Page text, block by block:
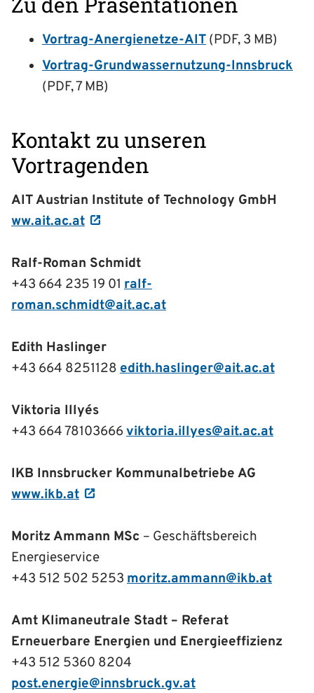
Vortrag-Anergienetze-AIT (PDF, 3 MB)
Vortrag-Grundwassernutzung-Innsbruck
(PDF, 7 MB)
Kontakt zu unseren
Vortragenden
AIT Austrian Institute of Technology GmbH
ww.ait.ac.at
Ralf-Roman Schmidt
+43 664 235 19 01 ralf-
roman.schmidt@ait.ac.at
Edith Haslinger
+43 664 8251128 edith.haslinger@ait.ac.at
Viktoria Illyés
+43 664 78103666viktoria.illyes@ait.ac.at
IKB Innsbrucker Kommunalbetriebe AG
www.ikb.at
Moritz Ammann MSc – Geschäftsbereich
Energieservice
+43 512 502 5253 moritz.ammann@ikb.at
Amt Klimaneutrale Stadt – Referat
Erneuerbare Energien und Energieeffizienz
+43 512 5360 8204
post.energie@innsbruck.gv.at